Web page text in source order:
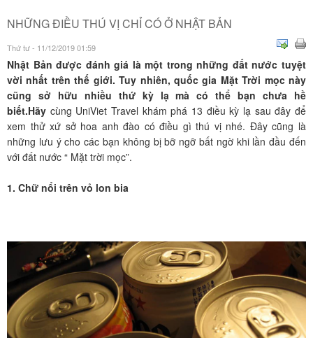
NHỮNG ĐIỀU THÚ VỊ CHỈ CÓ Ở NHẬT BẢN
Thứ tư - 11/12/2019 01:59
Nhật Bản được đánh giá là một trong những đất nước tuyệt
vời nhất trên thế giới. Tuy nhiên, quốc gia Mặt Trời mọc này
cũng sở hữu nhiều thứ kỳ lạ mà có thể bạn chưa hề
biết.Hãy cùng UniViet Travel khám phá 13 điều kỳ lạ sau đây để
xem thử xứ sở hoa anh đào có điều gì thú vị nhé. Đây cũng là
những lưu ý cho các bạn không bị bỡ ngỡ bất ngờ khi lần đầu đến
với đất nước “ Mặt trời mọc”.
1. Chữ nổi trên vỏ lon bia